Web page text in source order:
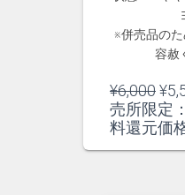
※併売品の
容赦
¥6,000元
の
価
¥
売所限定
料還元価